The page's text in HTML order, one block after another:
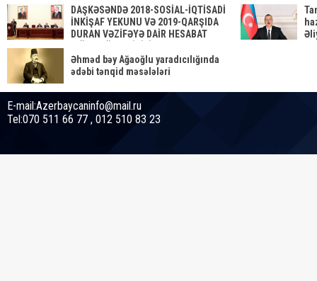
DAŞKƏSƏNDƏ 2018-SOSİAL-İQTİSADİ
İNKİŞAF YEKUNU VƏ 2019-QARŞIDA
DURAN VƏZİFƏYƏ DAİR HESABAT
Əhməd bəy Ağaoğlu yaradıcılığında
ədəbi tənqid məsələləri
E-mail:Azerbaycaninfo@mail.ru
Tel:070 511 66 77 , 012 510 83 23